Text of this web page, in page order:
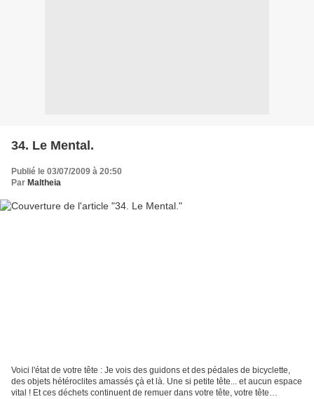
34. Le Mental.
Publié le 03/07/2009 à 20:50
Par Maltheia
Voici l'état de votre tête : Je vois des guidons et des pédales de bicyclette,
des objets hétéroclites amassés çà et là. Une si petite tête... et aucun espace
vital ! Et ces déchets continuent de remuer dans votre tête, votre tête